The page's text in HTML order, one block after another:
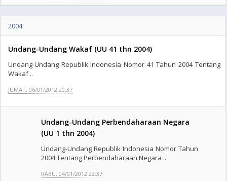
2004
Undang-Undang Wakaf (UU 41 thn 2004)
Undang-Undang Republik Indonesia Nomor 41 Tahun 2004 Tentang
Wakaf ..
JUMAT, 06/01/2012 20:37
Undang-Undang Perbendaharaan Negara
(UU 1 thn 2004)
Undang-Undang Republik Indonesia Nomor Tahun
2004 Tentang Perbendaharaan Negara ..
RABU, 04/01/2012 22:37